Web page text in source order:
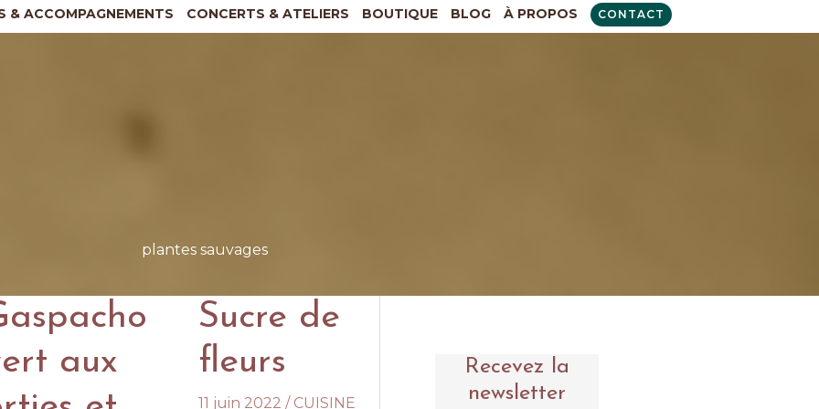
& ACCOMPAGNEMENTS CONCERTS & ATELIERS BOUTIQUE BLOG À PROPOS CONTACT
plantes sauvages
aux
Sucre de
fleurs
11 juin 2022 / CUISINE
Recevez la
newsletter